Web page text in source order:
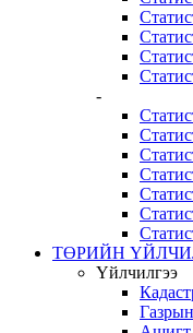
-
ТӨРИЙН
Үйлчилгээ